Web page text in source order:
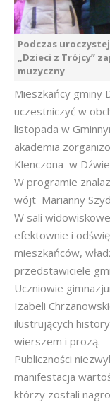
Podczas
„Dzieci z Trójcy”
muzyczny
Mieszkańcy gminy
uczestniczyć w
listopada w
akademia
Klenczona w
W programie
wójt Marianny
W sali
efektownie i
mieszkańców,
przedstawiciele
Uczniowie
Izabeli
ilustrujących
wierszem i prozą.
Publiczności
manifestacja
którzy zostali